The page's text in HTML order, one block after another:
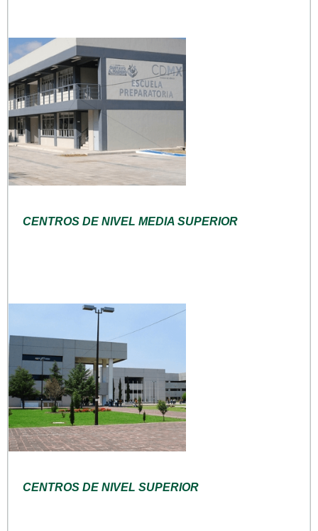
CENTROS DE NIVEL MEDIA SUPERIOR
CENTROS DE NIVEL SUPERIOR